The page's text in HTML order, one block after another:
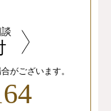
がございます。